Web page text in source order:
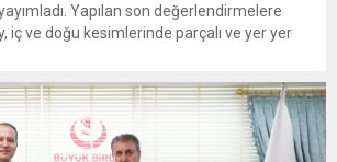
Yapılan son değerlendirmelere
iç ve doğu kesimlerinde parçalı ve yer yer
toplam 12 ilde yerel...